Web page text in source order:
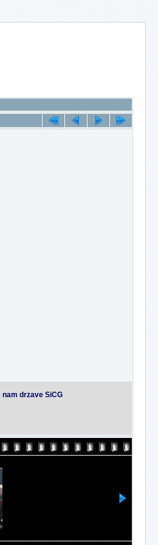
drzave SiCG